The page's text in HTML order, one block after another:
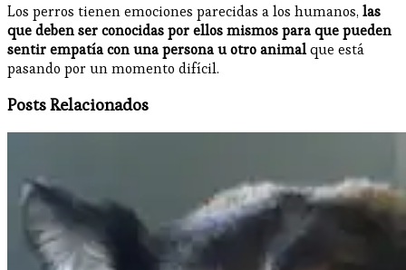
Los perros tienen emociones parecidas a los humanos, las
que deben ser conocidas por ellos mismos para que pueden
sentir empatía con una persona u otro animalque está
pasando por un momento difícil.
Posts Relacionados